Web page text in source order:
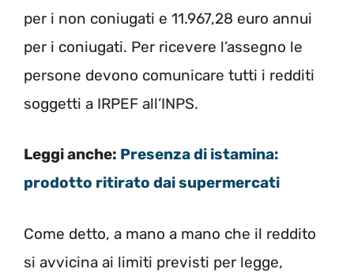
per i non coniugati e 11.967,28 euro annui
per i coniugati. Per ricevere l’assegno le
persone devono comunicare tutti i redditi
soggetti a IRPEF all’INPS.
Leggi anche: Presenza di istamina:
prodotto ritirato dai supermercati
Come detto, a mano a mano che il reddito
si avvicina ai limiti previsti per legge,